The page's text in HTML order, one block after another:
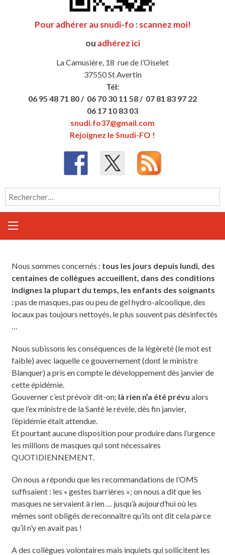
Pour adhérer au snudi-fo : scannez moi!
ou adhérez ici
La Camusière, 18 rue de l’Oiselet
37550 St Avertin
Tél:
06 95 48 71 80 / 06 70 30 11 58 / 07 81 83 97 22
06 17 10 83 03
snudi.fo37@gmail.com
Rejoignez le Snudi-FO !
Rechercher :
Nous sommes concernés : tous les jours depuis lundi, des
centaines de collègues accueillent, dans des conditions
indignes la plupart du temps, les enfants des soignants
:pas de masques, pas ou peu de gel hydro-alcoolique, des
locaux pas toujours nettoyés, le plus souvent pas désinfectés
Nous subissons les conséquences de la légèreté (le mot est
faible) avec laquelle ce gouvernement (dont le ministre
Blanquer) a pris en compte le développement dès janvier de
cette épidémie.
Gouverner c’est prévoir dit-on; là rien n’a été prévu alors
que l’ex ministre de la Santé le révèle, dès fin janvier,
l’épidémie était attendue.
Et pourtant aucune disposition pour produire dans l’urgence
les millions de masques qui sont nécessaires
QUOTIDIENNEMENT.
On nous a répondu que les recommandations de l’OMS
suffisaient : les « gestes barrières »; on nous a dit que les
masques ne servaient à rien … jusqu’à aujourd’hui où les
mêmes sont obligés de reconnaître qu’ils ont dit cela parce
qu’il n’y en avait pas !
A des collègues volontaires mais inquiets qui sollicitent les